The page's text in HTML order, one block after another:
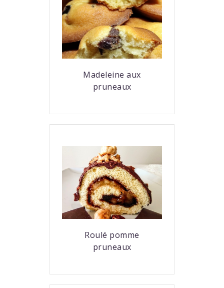
Madeleine aux
pruneaux
Roulé pomme
pruneaux